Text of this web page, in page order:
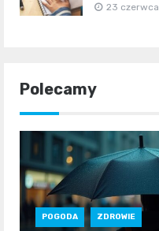
23
Polecamy
POGODA ZDROWIE